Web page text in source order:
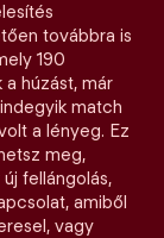
továbbra is
190
húzást, már
match
a lényeg. Ez
meg,
fellángolás,
amiből
vagy